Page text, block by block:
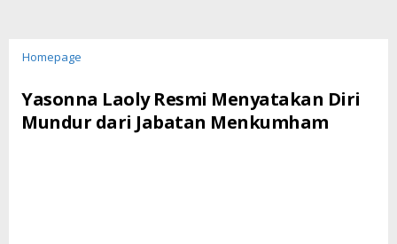
Homepage
Resmi
Menyatakan
Diri
Yasonna Laoly Resmi Menyatakan Diri
Mundur dari Jabatan Menkumham